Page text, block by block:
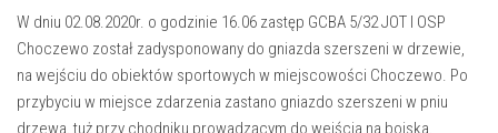
W dniu 02.08.2020r. o godzinie 16.06 zastęp GCBA 5/32 JOT I OSP
Choczewo został zadysponowany do gniazda szerszeni w drzewie,
na wejściu do obiektów sportowych w miejscowości Choczewo. Po
przybyciu w miejsce zdarzenia zastano gniazdo szerszeni w pniu
drzewa, tuż przy chodniku prowadzącym do wejścia na boiska.